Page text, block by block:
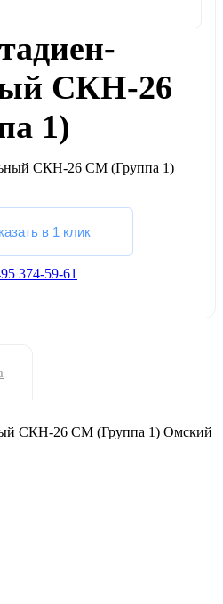
СКН-26
1)
СКН-26 СМ (Группа 1)
в 1 клик
374-59-61
СКН-26 СМ (Группа 1) Омский